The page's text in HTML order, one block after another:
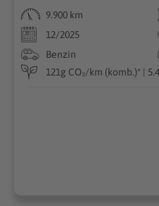
9.900 km
12/2025
Benzin
121g CO₂/km (komb.)* |